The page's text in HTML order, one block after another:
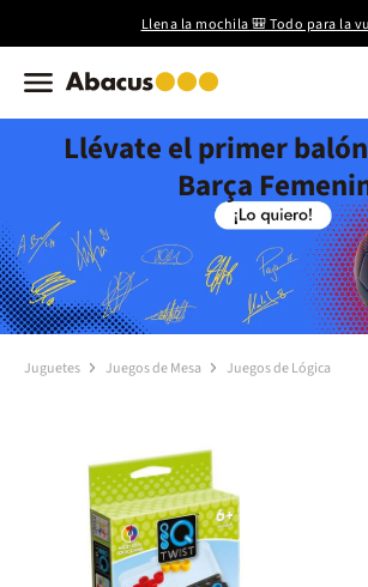
Llena la mochila 🎒 Todo para la
Llévate el primer
Barça
Juguetes Juegos de Mesa Juegos de Lógica